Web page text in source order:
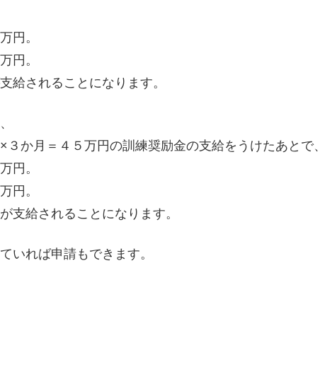
円。
円。
給されることになります。
か月＝４５万円の訓練奨励金の支給をうけたあとで、
円。
円。
支給されることになります。
いれば申請もできます。